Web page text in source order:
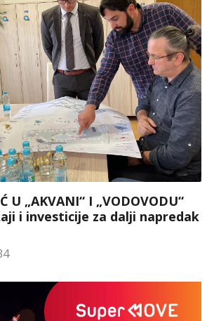
U „AKVANI“ I „VODOVODU“
i investicije za dalji napredak